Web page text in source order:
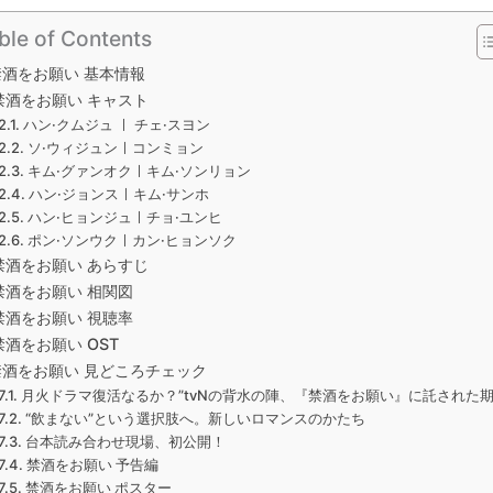
of Contents
をお願い 基本情報
酒をお願い キャスト
ハン·クムジュ ㅣ チェ·スヨン
ソ·ウィジュンㅣコンミョン
キム·グァンオクㅣキム·ソンリョン
ハン·ジョンスㅣキム·サンホ
ハン·ヒョンジュㅣチョ·ユンヒ
ポン·ソンウクㅣカン·ヒョンソク
酒をお願い あらすじ
酒をお願い 相関図
酒をお願い 視聴率
酒をお願い OST
をお願い 見どころチェック
月火ドラマ復活なるか？”tvNの背水の陣、『禁酒をお願い』に託された
“飲まない”という選択肢へ。新しいロマンスのかたち
台本読み合わせ現場、初公開！
禁酒をお願い 予告編
禁酒をお願い ポスター